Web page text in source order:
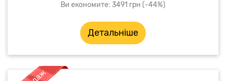
Ви економите: 3491 грн (-44%)
Детальніше